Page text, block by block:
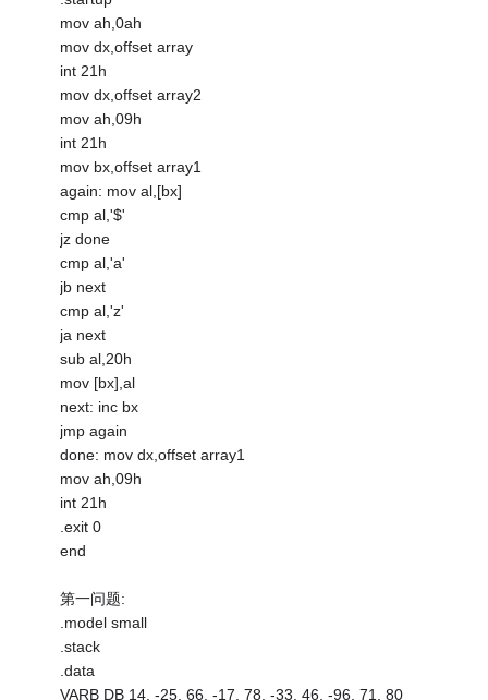
mov ah,0ah
mov dx,offset array
int 21h
mov dx,offset array2
mov ah,09h
int 21h
mov bx,offset array1
again: mov al,[bx]
cmp al,'$'
jz done
cmp al,'a'
jb next
cmp al,'z'
ja next
sub al,20h
mov [bx],al
next: inc bx
jmp again
done: mov dx,offset array1
mov ah,09h
int 21h
.exit 0
end
第一问题:
.model small
.stack
.data
VARB DB 14, -25, 66, -17, 78, -33, 46, -96, 71, 80